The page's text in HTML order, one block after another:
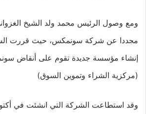
ومع وصول الرئيس محمد ولد الشيخ
مجددا عن شركة سونمكس، حيث قررت
إنشاء مؤسسة جديدة تقوم على أنقاض
(مركزية الشراء وتموين السوق)